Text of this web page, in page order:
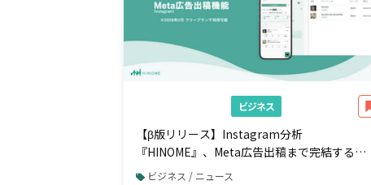
ビジネス
【β版リリース】Instagram分析
『HINOME』、Meta広告出稿まで完結する新
機能を2月10日より提供開始。リリース記念で
ビジネス / ニュース